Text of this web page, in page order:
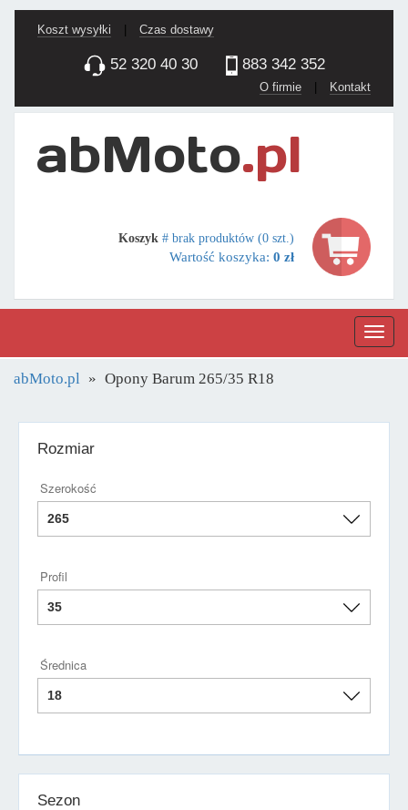
Koszt wysyłki Czas dostawy
52 320 40 30 883 342 352
O firmie | Kontakt
Koszyk # brak produktów (0 szt.)
Wartość koszyka: 0 zł
abMoto.pl Opony Barum 265/35 R18
Rozmiar
Szerokość
Profil
Średnica
Sezon